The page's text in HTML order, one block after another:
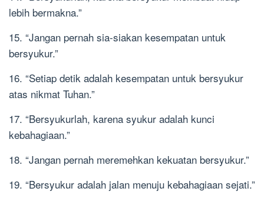
lebih bermakna.”
15. “Jangan pernah sia-siakan kesempatan untuk
bersyukur.”
16. “Setiap detik adalah kesempatan untuk bersyukur
atas nikmat Tuhan.”
17. “Bersyukurlah, karena syukur adalah kunci
kebahagiaan.”
18. “Jangan pernah meremehkan kekuatan bersyukur.”
19. “Bersyukur adalah jalan menuju kebahagiaan sejati.”